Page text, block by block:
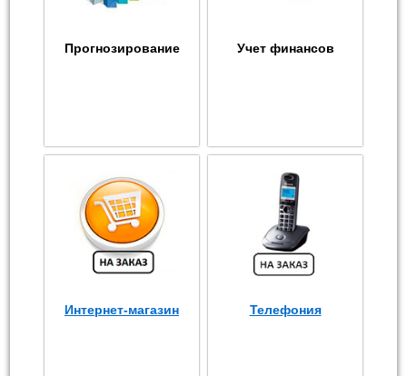
Прогнозирование Учет финансов
Интернет-магазин Телефония